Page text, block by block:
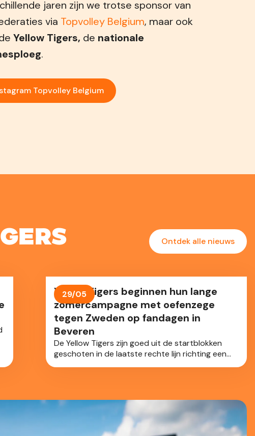
jaren zijn we trotse sponsor van
via Topvolley Belgium, maar ook
Yellow Tigers, de nationale
.
Topvolley Belgium
Ontdek alle nieuws
Yellow Tigers beginnen hun lange
zomercampagne met oefenzege
tegen Zweden op fandagen in
Beveren
De Yellow Tigers zijn goed uit de startblokken
geschoten in de laatste rechte lijn richting een
drukke zomer met de Volley Nations League en
gebracht in 5 sets.
29/05